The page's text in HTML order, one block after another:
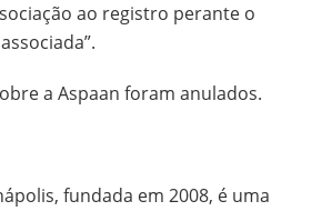
ao registro perante o
a Aspaan foram anulados.
fundada em 2008, é uma